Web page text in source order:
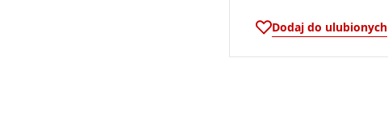
Dodaj do ulubionych